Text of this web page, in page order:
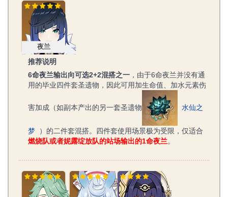
夜兰
夜兰
推荐说明
6命夜兰输出向可选2+2混搭之一 ，由于6命夜兰并没有通
用的毕业四件套圣遗物，因此可用加生命值、加水元素伤
害加成（如副本产出的另一套圣遗物 水仙之
梦 ）的二件套混搭。四件套使用场景极为受限，仅适合
燃烧队或者妮露绽放队的站场输出的1命夜兰。
白术 希格雯 坎蒂丝